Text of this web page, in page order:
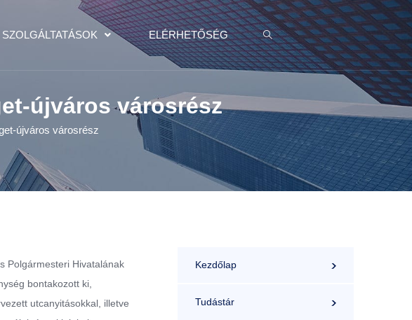
SZOLGÁLTATÁSOK ELÉRHETŐSÉG
újváros városrész
újváros városrész
Polgármesteri Hivatalának
bontakozott ki,
utcanyitásokkal, illetve
Kezdőlap
Tudástár